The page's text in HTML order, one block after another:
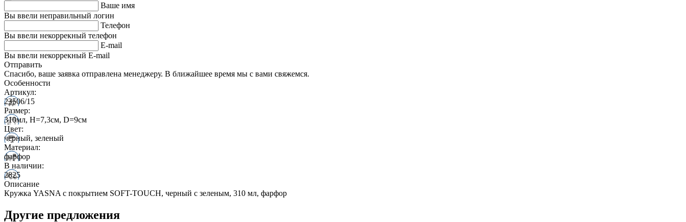
Ваше имя
Вы ввели неправильный логин
Телефон
Вы ввели некоррекный телефон
E-mail
Вы ввели некоррекный E-mail
Отправить
Спасибо, ваше заявка отправлена менеджеру. В ближайшее время мы с вами свяжемся.
Особенности
Артикул:
23506/15
Размер:
310мл, Н=7,3см, D=9см
Цвет:
черный, зеленый
Материал:
фарфор
В наличии:
2825
Описание
Кружка YASNA с покрытием SOFT-TOUCH, черный с зеленым, 310 мл, фарфор
Другие предложения